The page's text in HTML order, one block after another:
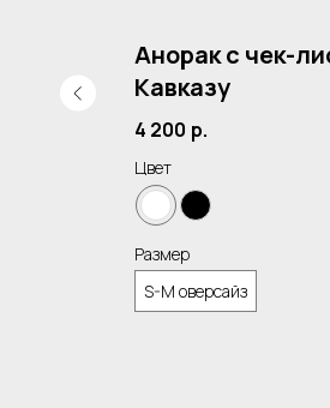
Анорак с чек-
Кавказу
4 200 р.
Цвет
Размер
S-M оверсайз